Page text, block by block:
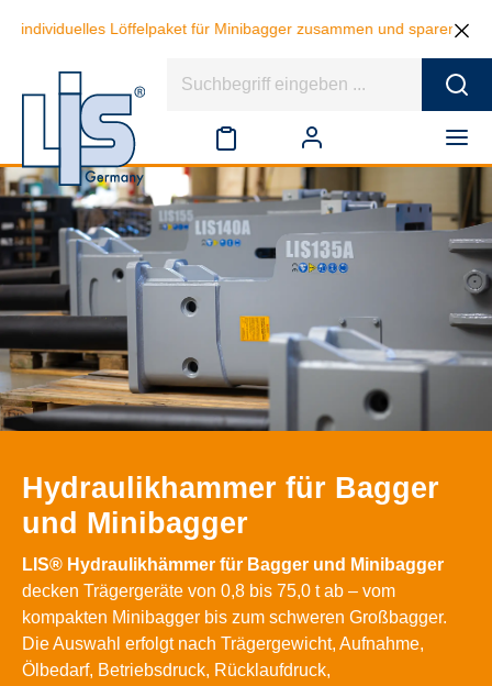
Löffelpaket für Minibagger zusammen und sparen beim Kauf
Hydraulikhammer für Bagger
und Minibagger
LIS® Hydraulikhämmer für Bagger und Minibagger
decken Trägergeräte von 0,8 bis 75,0 t ab – vom
kompakten Minibagger bis zum schweren Großbagger.
Die Auswahl erfolgt nach Trägergewicht, Aufnahme,
Ölbedarf, Betriebsdruck, Rücklaufdruck,